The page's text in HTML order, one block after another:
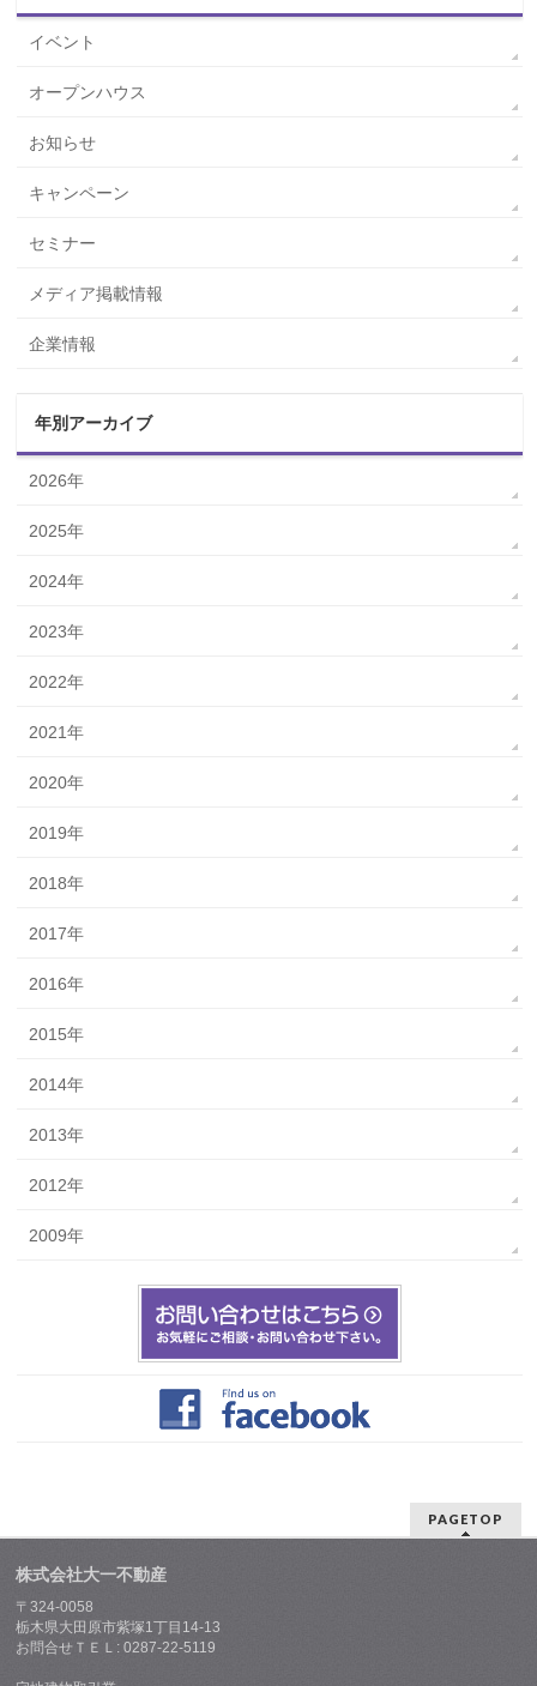
イベント
オープンハウス
お知らせ
キャンペーン
セミナー
メディア掲載情報
企業情報
年別アーカイブ
2026年
2025年
2024年
2023年
2022年
2021年
2020年
2019年
2018年
2017年
2016年
2015年
2014年
2013年
2012年
2009年
PAGETOP
株式会社大一不動産
〒324-0058
栃木県大田原市紫塚1丁目14-13
お問合せＴＥＬ: 0287-22-5119